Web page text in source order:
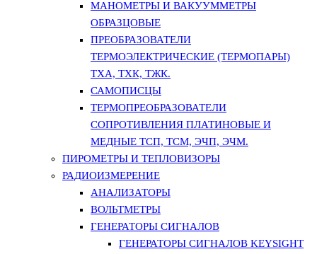
МАНОМЕТРЫ И ВАКУУММЕТРЫ
ОБРАЗЦОВЫЕ
ПРЕОБРАЗОВАТЕЛИ
ТЕРМОЭЛЕКТРИЧЕСКИЕ (ТЕРМОПАРЫ)
ТХА, ТХК, ТЖК.
САМОПИСЦЫ
ТЕРМОПРЕОБРАЗОВАТЕЛИ
СОПРОТИВЛЕНИЯ ПЛАТИНОВЫЕ И
МЕДНЫЕ ТСП, ТСМ, ЭЧП, ЭЧМ.
ПИРОМЕТРЫ И ТЕПЛОВИЗОРЫ
РАДИОИЗМЕРЕНИЕ
АНАЛИЗАТОРЫ
ВОЛЬТМЕТРЫ
ГЕНЕРАТОРЫ СИГНАЛОВ
ГЕНЕРАТОРЫ СИГНАЛОВ KEYSIGHT